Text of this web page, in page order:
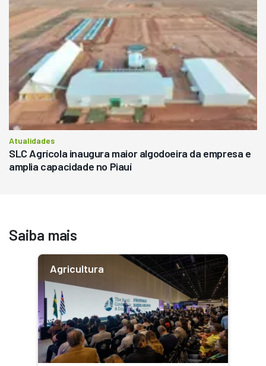
Atualidades
SLC Agrícola inaugura maior algodoeira da empresa e
amplia capacidade no Piauí
Saiba mais
Agricultura